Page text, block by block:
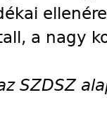
a nagy
SZDSZ